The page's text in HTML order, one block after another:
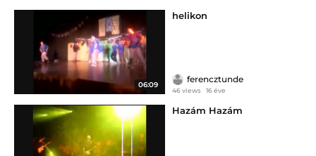
06:09
helikon
ferencztunde
46 views 16 éve
Hazám Hazám